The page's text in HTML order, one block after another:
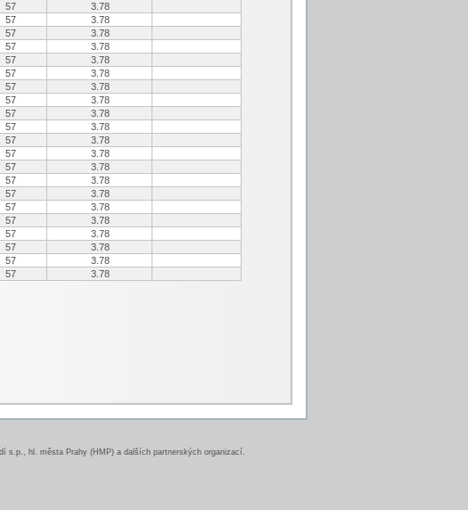
57
3.78
57
3.78
57
3.78
57
3.78
57
3.78
57
3.78
57
3.78
57
3.78
57
3.78
57
3.78
57
3.78
57
3.78
57
3.78
57
3.78
57
3.78
57
3.78
57
3.78
57
3.78
57
3.78
57
3.78
57 3.78
s.p., hl. města Prahy (HMP) a dalších partnerských organizací.